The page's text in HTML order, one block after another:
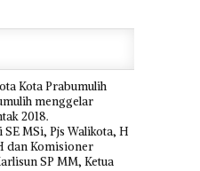
Kota Prabumulih
menggelar
2018.
MSi, Pjs Walikota, H
dan Komisioner
SP MM, Ketua